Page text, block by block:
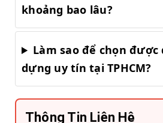
khoảng bao lâu?
Làm sao để chọn được
dựng uy tín tại TPHCM?
Thông Tin Liên Hệ